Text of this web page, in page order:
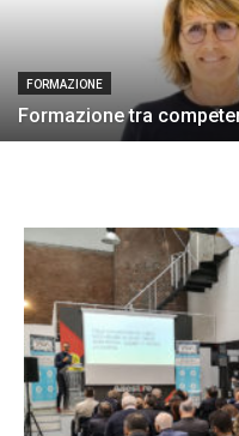
FORMAZIONE
Formazione tra